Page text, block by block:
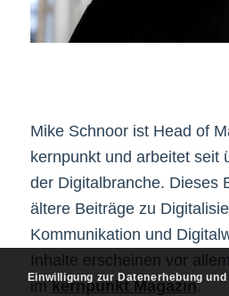
Mike Schnoor ist Head of
kernpunkt und arbeitet seit
der Digitalbranche. Dieses
ältere Beiträge zu
Kommunikation und
Inhalte erscheinen vor
imkernpunkt Magazin.
Einwilligung zur Datenerhebung